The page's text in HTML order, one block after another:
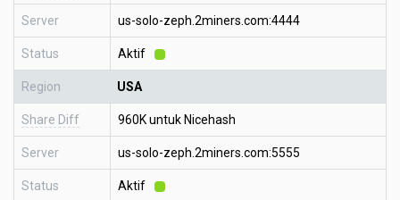
Server us-solo-zeph.2miners.com:4444
Status Aktif
Region USA
Share Diff 960K untuk Nicehash
Server us-solo-zeph.2miners.com:5555
Status Aktif